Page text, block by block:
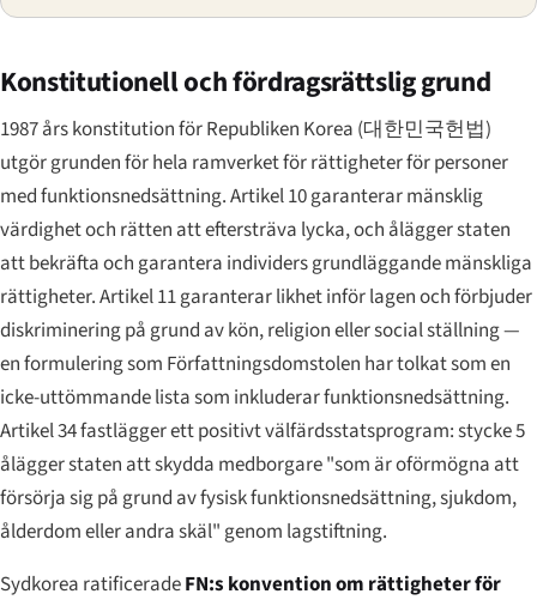
Konstitutionell och fördragsrättslig grund
1987 års konstitution för Republiken Korea (대한민국헌법)
utgör grunden för hela ramverket för rättigheter för personer
med funktionsnedsättning. Artikel 10 garanterar mänsklig
värdighet och rätten att eftersträva lycka, och ålägger staten
att bekräfta och garantera individers grundläggande mänskliga
rättigheter. Artikel 11 garanterar likhet inför lagen och förbjuder
diskriminering på grund av kön, religion eller social ställning —
en formulering som Författningsdomstolen har tolkat som en
icke-uttömmande lista som inkluderar funktionsnedsättning.
Artikel 34 fastlägger ett positivt välfärdsstatsprogram: stycke 5
ålägger staten att skydda medborgare "som är oförmögna att
försörja sig på grund av fysisk funktionsnedsättning, sjukdom,
ålderdom eller andra skäl" genom lagstiftning.
Sydkorea ratificeradeFN:s konvention om rättigheter för